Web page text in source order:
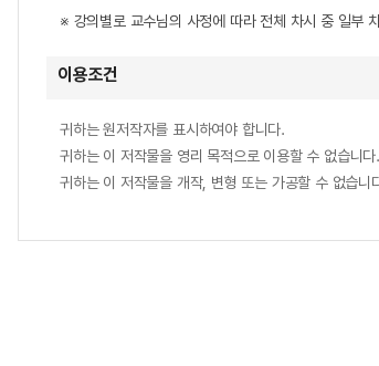
※ 강의별로 교수님의 사정에 따라 전체 차시 중 일부
이용조건
귀하는 원저작자를 표시하여야 합니다.
귀하는 이 저작물을 영리 목적으로 이용할 수 없습니다.
귀하는 이 저작물을 개작, 변형 또는 가공할 수 없습니